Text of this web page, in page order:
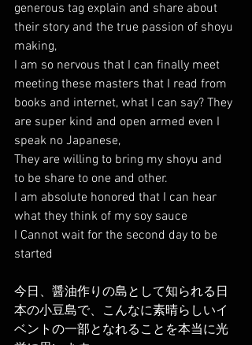
generous tag explain and share about
their story and the true passion of shoyu
making,
I am so nervous that I can finally meet
meeting these masters that I read from
books and internet, what I can say? They
are super kind and open armed even I
speak no Japanese,
They are willing to bring my shoyu and
to be share to one and other.
I am absolute honored that I can hear
what they think of my soy sauce
I Cannot wait for the second day to be
started
今日、醤油作りの島として知られる日
本の小豆島で、こんなに素晴らしいイ
ベントの一部となれることを本当に光